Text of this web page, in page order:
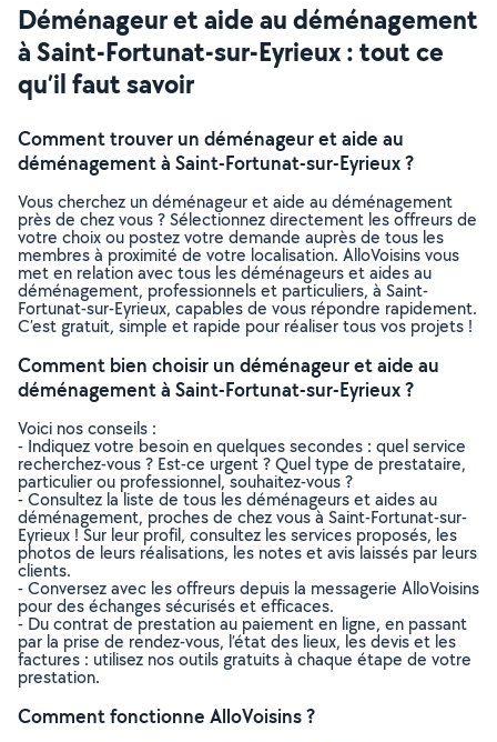
Déménageur et aide au déménagement
à Saint-Fortunat-sur-Eyrieux : tout ce
qu’il faut savoir
Comment trouver un déménageur et aide au
déménagement à Saint-Fortunat-sur-Eyrieux ?
Vous cherchez un déménageur et aide au déménagement
près de chez vous ? Sélectionnez directement les offreurs de
votre choix ou postez votre demande auprès de tous les
membres à proximité de votre localisation. AlloVoisins vous
met en relation avec tous les déménageurs et aides au
déménagement, professionnels et particuliers, à Saint-
Fortunat-sur-Eyrieux, capables de vous répondre rapidement.
C’est gratuit, simple et rapide pour réaliser tous vos projets !
Comment bien choisir un déménageur et aide au
déménagement à Saint-Fortunat-sur-Eyrieux ?
Voici nos conseils :
- Indiquez votre besoin en quelques secondes : quel service
recherchez-vous ? Est-ce urgent ? Quel type de prestataire,
particulier ou professionnel, souhaitez-vous ?
- Consultez la liste de tous les déménageurs et aides au
déménagement, proches de chez vous à Saint-Fortunat-sur-
Eyrieux ! Sur leur profil, consultez les services proposés, les
photos de leurs réalisations, les notes et avis laissés par leurs
clients.
- Conversez avec les offreurs depuis la messagerie AlloVoisins
pour des échanges sécurisés et efficaces.
- Du contrat de prestation au paiement en ligne, en passant
par la prise de rendez-vous, l’état des lieux, les devis et les
factures : utilisez nos outils gratuits à chaque étape de votre
prestation.
Comment fonctionne AlloVoisins ?